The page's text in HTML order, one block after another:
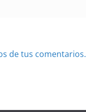
de tus comentarios.